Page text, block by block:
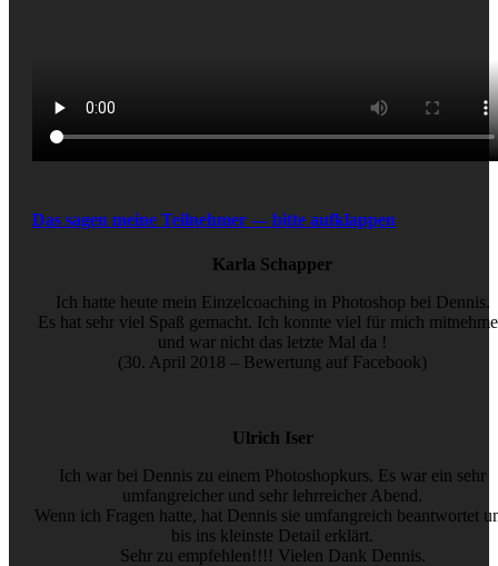
Das sagen meine Teilnehmer --- bitte aufklappen
Karla Schapper
Ich hatte heute mein Einzelcoaching in Photoshop bei Dennis.
Es hat sehr viel Spaß gemacht. Ich konnte viel für mich
und war nicht das letzte Mal da !
(30. April 2018 – Bewertung auf Facebook)
Ulrich Iser
Ich war bei Dennis zu einem Photoshopkurs. Es war ein sehr
umfangreicher und sehr lehrreicher Abend.
Wenn ich Fragen hatte, hat Dennis sie umfangreich beantwortet
bis ins kleinste Detail erklärt.
Sehr zu empfehlen!!!! Vielen Dank Dennis.